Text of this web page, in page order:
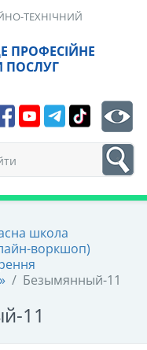
ПРОФЕСІЙНЕ
ПОСЛУГ
ТЕХНІЧНИЙ
1
школа
воркшоп)
/ Безымянный-11
11